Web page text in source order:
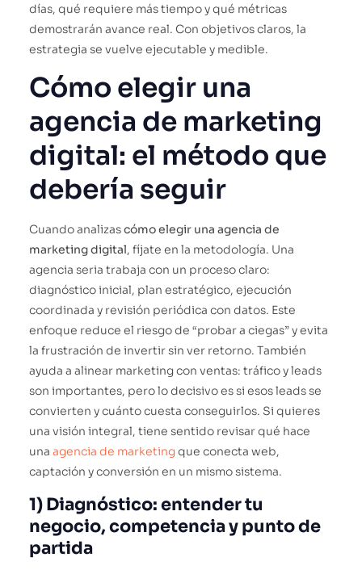
días, qué requiere más tiempo y qué métricas
demostrarán avance real. Con objetivos claros, la
estrategia se vuelve ejecutable y medible.
Cómo elegir una
agencia de marketing
digital: el método que
debería seguir
Cuando analizascómo elegir una agencia de
marketing digital, fíjate en la metodología. Una
agencia seria trabaja con un proceso claro:
diagnóstico inicial, plan estratégico, ejecución
coordinada y revisión periódica con datos. Este
enfoque reduce el riesgo de “probar a ciegas” y evita
la frustración de invertir sin ver retorno. También
ayuda a alinear marketing con ventas: tráfico y leads
son importantes, pero lo decisivo es si esos leads se
convierten y cuánto cuesta conseguirlos. Si quieres
una visión integral, tiene sentido revisar qué hace
una agencia de marketingque conecta web,
captación y conversión en un mismo sistema.
1) Diagnóstico: entender tu
negocio, competencia y punto de
partida